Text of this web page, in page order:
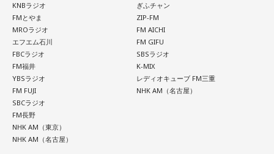
「天下無双アクリルキーホルダー」 全6種（うち1種シークレ
ット） ランダム販売 1,000円（税込）
※寸法は販売サイトでご確認ください。
＜販売期間＞
8月5日（水）18：00～8月23日（日）23：59 まで「長浜広
奈 天下無双【オールナイトニッポンPODCAST】 オフィシャ
ルグッズストア」にて受付。 9月25日（金）以降順次発送予
定。
KNBラジオ
FMとやま
MROラジオ
エフエム石川
FBCラジオ
FM福井
YBSラジオ
FM FUJI
SBCラジオ
FM長野
NHK AM（東京）
NHK AM（名古屋）
ぎふチャン
ZIP-FM
FM AICHI
FM GIFU
SBSラジオ
K-MIX
レディオキューブ FM三重
NHK AM（名古屋）